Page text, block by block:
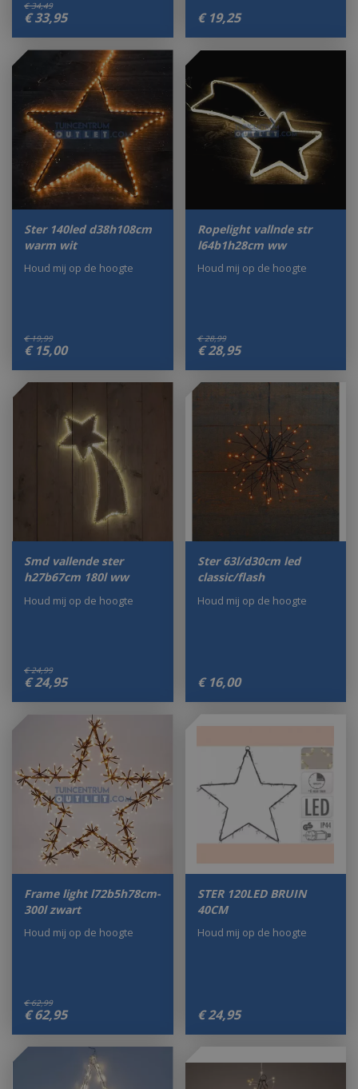
€ 34,49
€ 33,95 € 19,25
Ster 140led d38h108cm
warm wit
€ 19,99
€ 15,00
Houd mij op de hoogte
Ropelight vallnde str
l64b1h28cm ww
€ 28,99
€ 28,95
Houd mij op de hoogte
Smd vallende ster
h27b67cm 180l ww
€ 24,99
€24,95
Houd mij op de hoogte
Ster 63l/d30cm led
classic/flash
€ 16,00
Houd mij op de hoogte
Frame light l72b5h78cm-
300l zwart
€ 62,99
€ 62,95
Houd mij op de hoogte
STER 120LED BRUIN
40CM
€ 24,95
Houd mij op de hoogte